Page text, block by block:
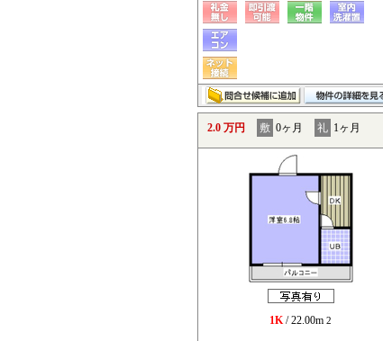
2.0 万円 敷 0ヶ月 礼 1ヶ月
1K/ 22.00m 2